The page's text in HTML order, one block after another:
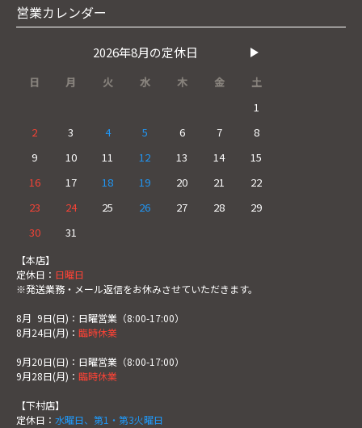
営業カレンダー
2026年8月の定休日
日 月 火 水 木 金
土
1
2
3 4 5 6 7
8
9
10 11 12 13 14
15
16
17 18 19 20 21
22
23
24 25 26 27 28
29
30
31
【本店】
定休日： 日曜日
※発送業務・メール返信をお休みさせていただきます。
8月 9日(日)：日曜営業（8:00-17:00）
8月24日(月)： 臨時休業
9月20日(日)：日曜営業（8:00-17:00）
9月28日(月)： 臨時休業
【下村店】
定休日： 水曜日、第1・第3火曜日